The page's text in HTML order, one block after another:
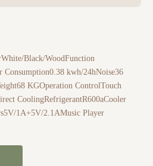
Black/WoodFunction
Consumption0.38 kwh/24hNoise36
KGOperation ControlTouch
CoolingRefrigerantR600aCooler
1A+5V/2.1AMusic Player